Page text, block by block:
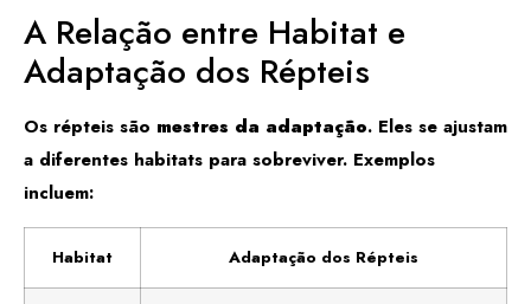
A Relação entre Habitat e
Adaptação dos Répteis
Os répteis são mestres da adaptação. Eles se ajustam
a diferentes habitats para sobreviver. Exemplos
incluem:
Habitat Adaptação dos Répteis